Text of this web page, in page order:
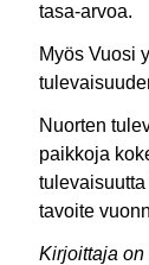
tasa-arvoa.
Myös Vuosi
Nuorten
paikkoja
tavoite
Kirjoittaja on